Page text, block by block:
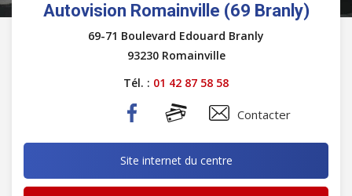
Autovision Romainville (69 Branly)
69-71 Boulevard Edouard Branly
93230 Romainville
Tél. : 01 42 87 58 58
Contacter
Site internet du centre